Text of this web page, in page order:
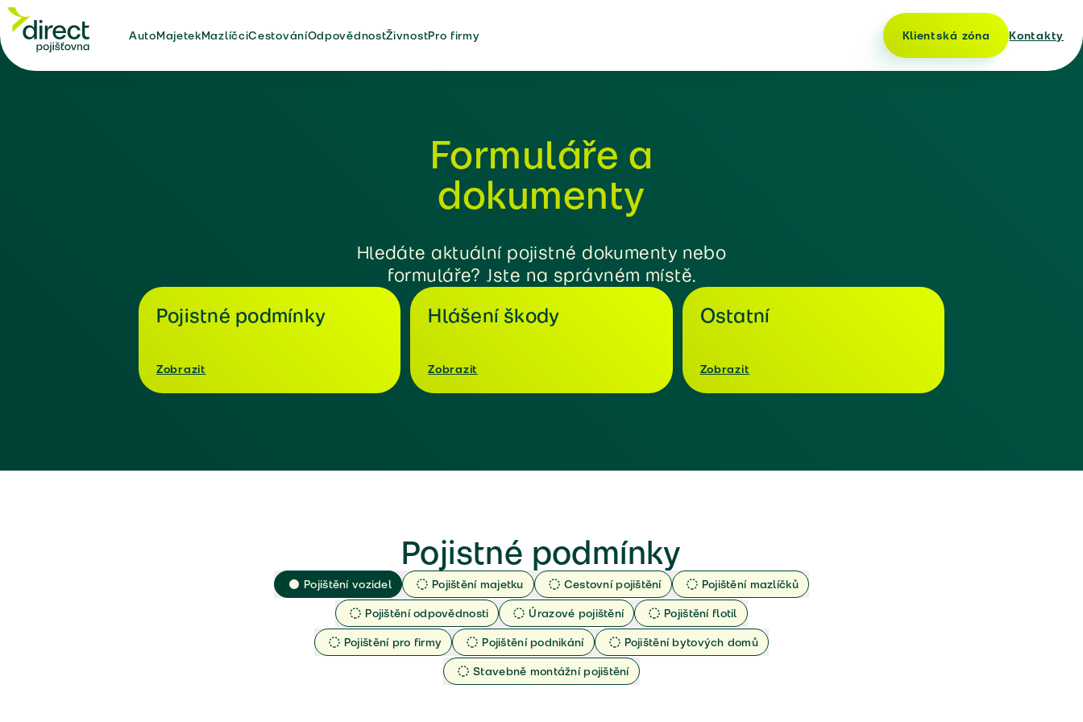
AutoMajetekMazlíčciCestováníOdpovědnostŽivnostPro firmy Klientská zóna Kontakty
Formuláře a
dokumenty
Hledáte aktuální pojistné dokumenty nebo
formuláře? Jste na správném místě.
Pojistné podmínky
Zobrazit
Hlášení škody
Zobrazit
Ostatní
Zobrazit
Pojistné podmínky
Pojištění vozidel Pojištění majetku Cestovní pojištění
Pojištění mazlíčků
Pojištění odpovědnosti
Úrazové pojištění
Pojištění flotil
Pojištění pro firmy
Pojištění podnikání
Pojištění bytových domů
Stavebně montážní pojištění